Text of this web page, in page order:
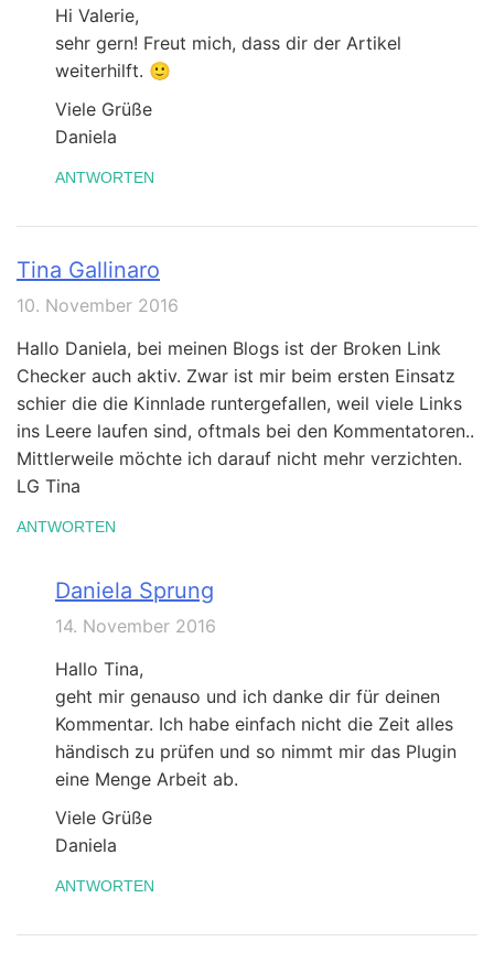
Hi Valerie,
sehr gern! Freut mich, dass dir der Artikel
weiterhilft. 🙂
Viele Grüße
Daniela
ANTWORTEN
Tina Gallinaro
10. November 2016
Hallo Daniela, bei meinen Blogs ist der Broken Link
Checker auch aktiv. Zwar ist mir beim ersten Einsatz
schier die die Kinnlade runtergefallen, weil viele Links
ins Leere laufen sind, oftmals bei den Kommentatoren..
Mittlerweile möchte ich darauf nicht mehr verzichten.
LG Tina
ANTWORTEN
Daniela Sprung
14. November 2016
Hallo Tina,
geht mir genauso und ich danke dir für deinen
Kommentar. Ich habe einfach nicht die Zeit alles
händisch zu prüfen und so nimmt mir das Plugin
eine Menge Arbeit ab.
Viele Grüße
Daniela
ANTWORTEN